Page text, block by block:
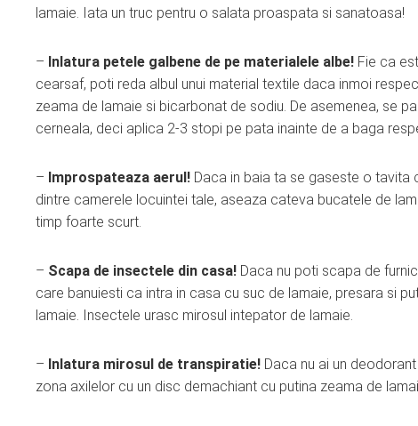
lamaie. Iata un truc pentru o salata proaspata si sanatoasa!
– Inlatura petele galbene de pe materialele albe! Fie ca
cearsaf, poti reda albul unui material textile daca inmoi
zeama de lamaie si bicarbonat de sodiu. De asemenea, se
cerneala, deci aplica 2-3 stopi pe pata inainte de a baga
– Improspateaza aerul! Daca in baia ta se gaseste o tavita
dintre camerele locuintei tale, aseaza cateva bucatele de
timp foarte scurt.
– Scapa de insectele din casa! Daca nu poti scapa de
care banuiesti ca intra in casa cu suc de lamaie, presara si
lamaie. Insectele urasc mirosul intepator de lamaie.
– Inlatura mirosul de transpiratie! Daca nu ai un
zona axilelor cu un disc demachiant cu putina zeama de